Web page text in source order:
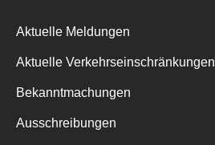
Aktuelle Meldungen
Aktuelle Verkehrseinschränkungen
Bekanntmachungen
Ausschreibungen